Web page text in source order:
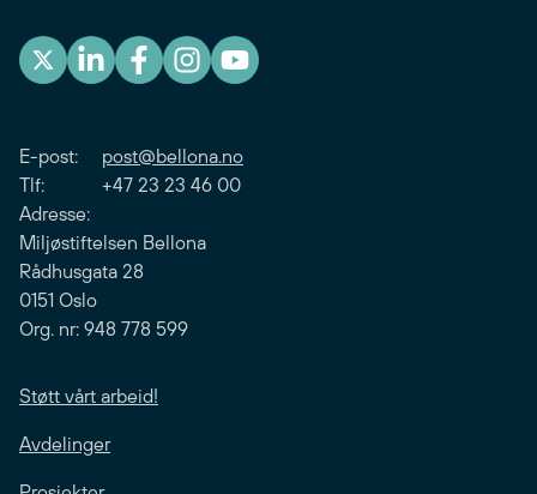
E-post: post@bellona.no
Tlf: +47 23 23 46 00
Adresse:
Miljøstiftelsen Bellona
Rådhusgata 28
0151 Oslo
Org. nr: 948 778 599
Støtt vårt arbeid!
Avdelinger